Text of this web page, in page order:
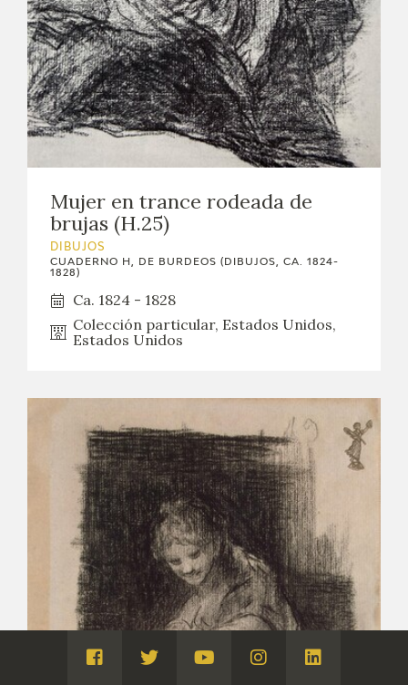
Mujer en trance rodeada de
brujas (H.25)
DIBUJOS
CUADERNO H, DE BURDEOS (DIBUJOS, CA. 1824-
1828)
Ca. 1824 - 1828
Colección particular, Estados Unidos,
Estados Unidos
Visita
Visita
Visita
Visita
Visita